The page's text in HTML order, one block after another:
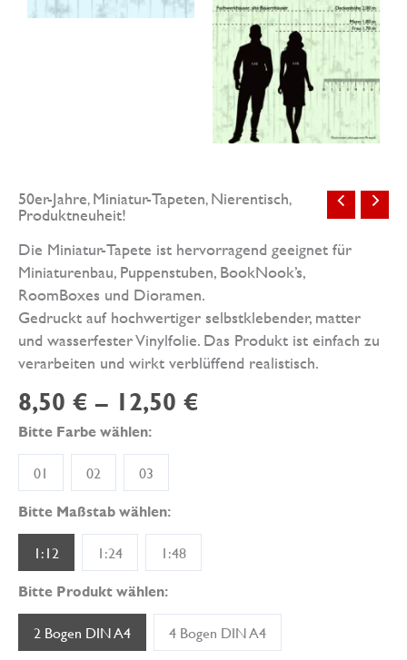
50er-Jahre, Miniatur-Tapeten, Nierentisch,
Produktneuheit!
Die Miniatur-Tapete ist hervorragend geeignet für
Miniaturenbau, Puppenstuben, BookNook’s,
RoomBoxes und Dioramen.
Gedruckt auf hochwertiger selbstklebender, matter
und wasserfester Vinylfolie. Das Produkt ist einfach zu
verarbeiten und wirkt verblüffend realistisch.
8,50 € – 12,50 €
Bitte Farbe wählen:
01 02 03
Bitte Maßstab wählen:
1:12 1:24 1:48
Bitte Produkt wählen:
2 Bogen DIN A4 4 Bogen DIN A4